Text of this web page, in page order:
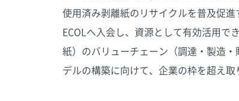
使用済み剥離紙のリサイクルを普及促
ECOLへ入会し、資源として有効活用で
紙）のバリューチェーン（調達・製造
デルの構築に向けて、企業の枠を超え取